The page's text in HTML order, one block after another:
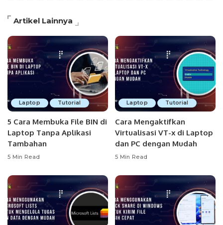
Artikel Lainnya
Laptop Tutorial
5 Cara Membuka File BIN di
Laptop Tanpa Aplikasi
Tambahan
5 Min Read
Laptop Tutorial
Cara Mengaktifkan
Virtualisasi VT-x di Laptop
dan PC dengan Mudah
5 Min Read